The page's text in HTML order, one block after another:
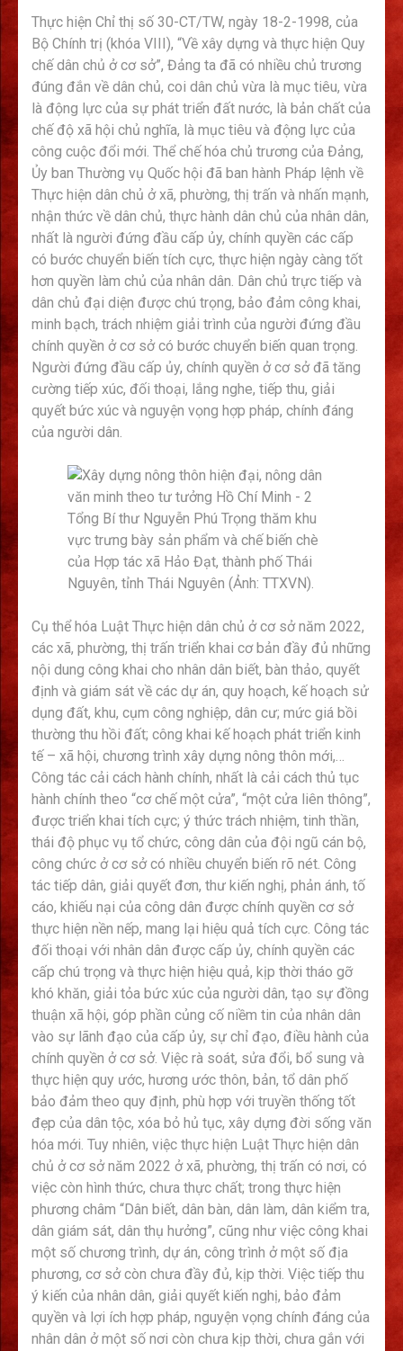
Thực hiện Chỉ thị số 30-CT/TW, ngày 18-2-1998, của
Bộ Chính trị (khóa VIII), “Về xây dựng và thực hiện Quy
chế dân chủ ở cơ sở”, Đảng ta đã có nhiều chủ trương
đúng đắn về dân chủ, coi dân chủ vừa là mục tiêu, vừa
là động lực của sự phát triển đất nước, là bản chất của
chế độ xã hội chủ nghĩa, là mục tiêu và động lực của
công cuộc đổi mới. Thể chế hóa chủ trương của Đảng,
Ủy ban Thường vụ Quốc hội đã ban hành Pháp lệnh về
Thực hiện dân chủ ở xã, phường, thị trấn và nhấn mạnh,
nhận thức về dân chủ, thực hành dân chủ của nhân dân,
nhất là người đứng đầu cấp ủy, chính quyền các cấp
có bước chuyển biến tích cực, thực hiện ngày càng tốt
hơn quyền làm chủ của nhân dân. Dân chủ trực tiếp và
dân chủ đại diện được chú trọng, bảo đảm công khai,
minh bạch, trách nhiệm giải trình của người đứng đầu
chính quyền ở cơ sở có bước chuyển biến quan trọng.
Người đứng đầu cấp ủy, chính quyền ở cơ sở đã tăng
cường tiếp xúc, đối thoại, lắng nghe, tiếp thu, giải
quyết bức xúc và nguyện vọng hợp pháp, chính đáng
của người dân.
Tổng Bí thư Nguyễn Phú Trọng thăm khu
vực trưng bày sản phẩm và chế biến chè
của Hợp tác xã Hảo Đạt, thành phố Thái
Nguyên, tỉnh Thái Nguyên (Ảnh: TTXVN).
Cụ thể hóa Luật Thực hiện dân chủ ở cơ sở năm 2022,
các xã, phường, thị trấn triển khai cơ bản đầy đủ những
nội dung công khai cho nhân dân biết, bàn thảo, quyết
định và giám sát về các dự án, quy hoạch, kế hoạch sử
dụng đất, khu, cụm công nghiệp, dân cư; mức giá bồi
thường thu hồi đất; công khai kế hoạch phát triển kinh
tế – xã hội, chương trình xây dựng nông thôn mới,…
Công tác cải cách hành chính, nhất là cải cách thủ tục
hành chính theo “cơ chế một cửa”, “một cửa liên thông”,
được triển khai tích cực; ý thức trách nhiệm, tinh thần,
thái độ phục vụ tổ chức, công dân của đội ngũ cán bộ,
công chức ở cơ sở có nhiều chuyển biến rõ nét. Công
tác tiếp dân, giải quyết đơn, thư kiến nghị, phản ánh, tố
cáo, khiếu nại của công dân được chính quyền cơ sở
thực hiện nền nếp, mang lại hiệu quả tích cực. Công tác
đối thoại với nhân dân được cấp ủy, chính quyền các
cấp chú trọng và thực hiện hiệu quả, kịp thời tháo gỡ
khó khăn, giải tỏa bức xúc của người dân, tạo sự đồng
thuận xã hội, góp phần củng cố niềm tin của nhân dân
vào sự lãnh đạo của cấp ủy, sự chỉ đạo, điều hành của
chính quyền ở cơ sở. Việc rà soát, sửa đổi, bổ sung và
thực hiện quy ước, hương ước thôn, bản, tổ dân phố
bảo đảm theo quy định, phù hợp với truyền thống tốt
đẹp của dân tộc, xóa bỏ hủ tục, xây dựng đời sống văn
hóa mới. Tuy nhiên, việc thực hiện Luật Thực hiện dân
chủ ở cơ sở năm 2022 ở xã, phường, thị trấn có nơi, có
việc còn hình thức, chưa thực chất; trong thực hiện
phương châm “Dân biết, dân bàn, dân làm, dân kiểm tra,
dân giám sát, dân thụ hưởng”, cũng như việc công khai
một số chương trình, dự án, công trình ở một số địa
phương, cơ sở còn chưa đầy đủ, kịp thời. Việc tiếp thu
ý kiến của nhân dân, giải quyết kiến nghị, bảo đảm
quyền và lợi ích hợp pháp, nguyện vọng chính đáng của
nhân dân ở một số nơi còn chưa kịp thời, chưa gắn với